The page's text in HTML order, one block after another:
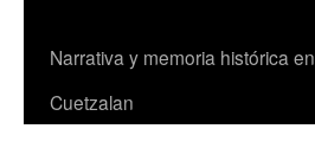
Narrativa y memoria histórica en
Cuetzalan